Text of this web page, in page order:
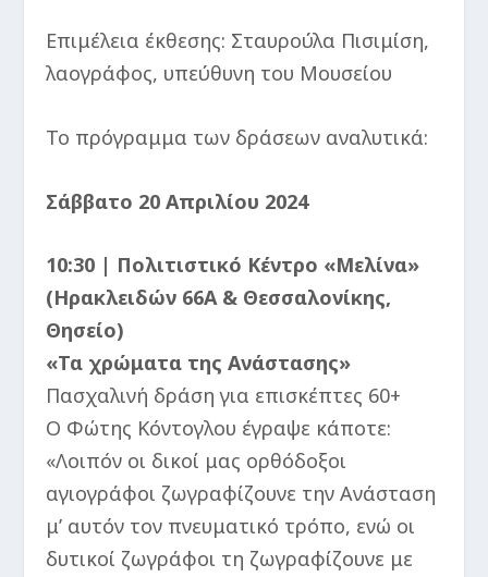
Επιμέλεια έκθεσης: Σταυρούλα Πισιμίση,
λαογράφος, υπεύθυνη του Μουσείου
Το πρόγραμμα των δράσεων αναλυτικά:
Σάββατο 20 Απριλίου 2024
10:30 | Πολιτιστικό Κέντρο «Μελίνα»
(Ηρακλειδών 66Α & Θεσσαλονίκης,
Θησείο)
«Τα χρώματα της Ανάστασης»
Πασχαλινή δράση για επισκέπτες 60+
Ο Φώτης Κόντογλου έγραψε κάποτε:
«Λοιπόν οι δικοί μας ορθόδοξοι
αγιογράφοι ζωγραφίζουνε την Ανάσταση
μ’ αυτόν τον πνευματικό τρόπο, ενώ οι
δυτικοί ζωγράφοι τη ζωγραφίζουνε με